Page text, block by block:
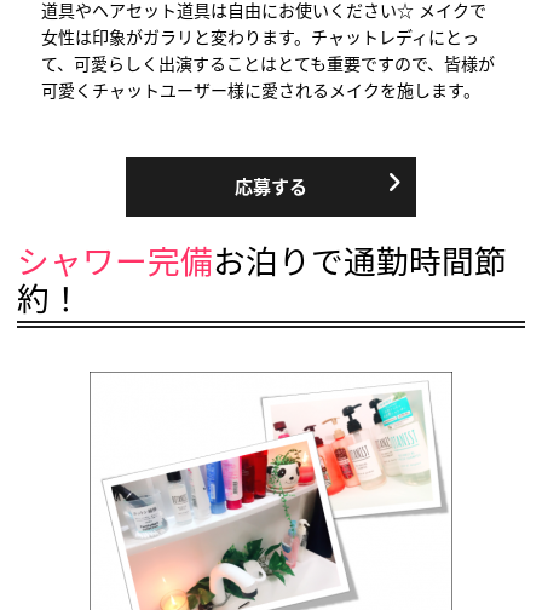
道具やヘアセット道具は自由にお使いください☆ メイクで
女性は印象がガラリと変わります。チャットレディにとっ
て、可愛らしく出演することはとても重要ですので、皆様が
可愛くチャットユーザー様に愛されるメイクを施します。
応募する
シャワー完備お泊りで通勤時間節
約！